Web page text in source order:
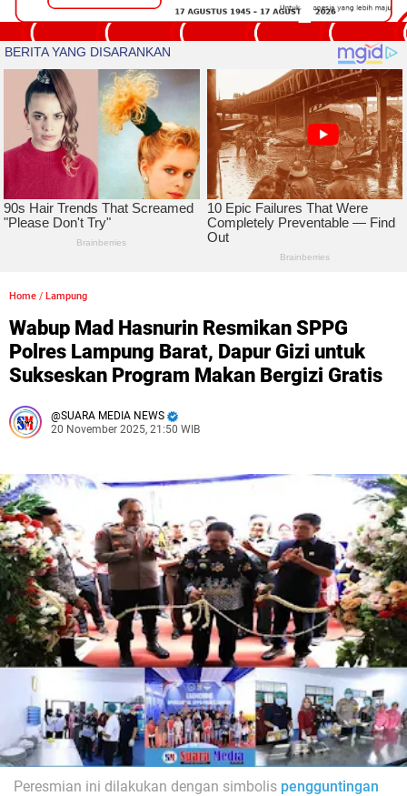
Home / Lampung
Wabup Mad Hasnurin Resmikan SPPG
Polres Lampung Barat, Dapur Gizi untuk
Sukseskan Program Makan Bergizi Gratis
SUARA MEDIA NEWS
20 November 2025, 21:50 WIB
Peresmian ini dilakukan dengan simbolis pengguntingan